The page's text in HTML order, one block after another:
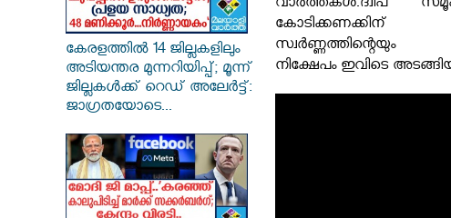
കേരളത്തിൽ 14 ജില്ലകളിലും
അടിയന്തര മുന്നറിയിപ്പ്; മൂന്ന്
ജില്ലകൾക്ക് റെഡ് അലേർട്ട്:
ജാഗ്രതയോടെ...
വാർത്തകള്‍.ദ്വീപ്
സ്വർണ്ണത്തിന്റെയും
നിക്ഷേപം ഇവിടെ